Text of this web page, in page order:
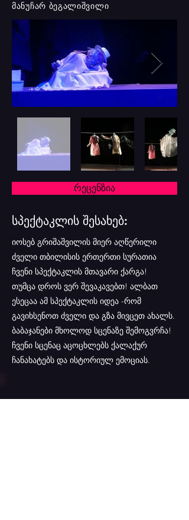
მანუჩარ ბეგალიშვილი
რეცენზია
სპექტაკლის შესახებ:
იოსებ გრიშაშვილის მიერ აღწერილი
ძველი თბილისის ერთერთი სურათია
ჩვენი სპექტაკლის მთავარი ქარგა!
თუმცა დროს ვერ შევაკავებთ! ალბათ
ესეცაა ამ სპექტაკლის იდეა -რომ
გავიხსენოთ ძველი და გზა მივცეთ ახალს.
ბაბაჯანები მხოლოდ სცენაზე შემოგვრჩა!
ჩვენი სცენაც აცოცხლებს ქალაქურ
ჩანახატებს და ისტორიულ ემოციას.